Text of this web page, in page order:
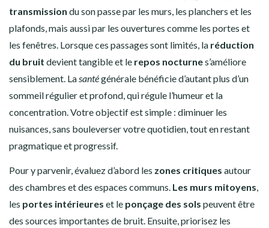
transmission du son passe par les murs, les planchers et les
plafonds, mais aussi par les ouvertures comme les portes et
les fenêtres. Lorsque ces passages sont limités, la réduction
du bruit devient tangible et le repos nocturnes’améliore
sensiblement. Lasantégénérale bénéficie d’autant plus d’un
sommeil régulier et profond, qui régule l’humeur et la
concentration. Votre objectif est simple : diminuer les
nuisances, sans bouleverser votre quotidien, tout en restant
pragmatique et progressif.
Pour y parvenir, évaluez d’abord les zones critiques autour
des chambres et des espaces communs. Les murs mitoyens,
les portes intérieures et le ponçage des sols peuvent être
des sources importantes de bruit. Ensuite, priorisez les